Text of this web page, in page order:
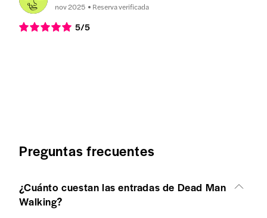
nov 2025 Reserva verificada
5/5
Preguntas frecuentes
¿Cuánto cuestan las entradas de Dead Man
Walking?